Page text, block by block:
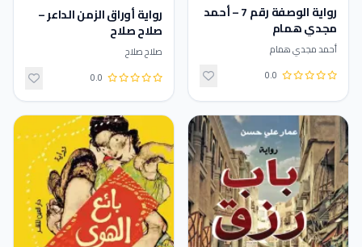
رواية الوصفة رقم 7 – أحمد
مجدي همام
أحمد مجدي همام
0.0
رواية أوراق الزمن الداعر –
صلاح صلاح
صلاح صلاح
0.0